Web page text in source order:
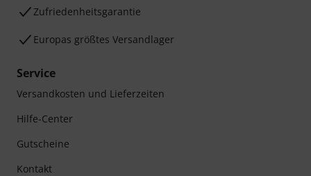
Zufriedenheitsgarantie
Europas größtes Versandlager
Service
Versandkosten und Lieferzeiten
Hilfe-Center
Gutscheine
Kontakt